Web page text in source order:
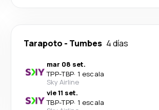
Tarapoto - Tumbes 4 días
mar 08 set.
TPP-TBP· 1 escala
Sky Airline
vie 11 set.
TBP-TPP· 1 escala